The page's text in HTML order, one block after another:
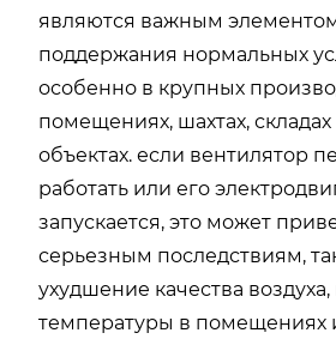
являются важным
поддержания нормальных
особенно в крупных
помещениях, шахтах, складах
объектах. если вентилятор
работать или его
запускается, это может
серьезным последствиям,
ухудшение качества
температуры в помещениях